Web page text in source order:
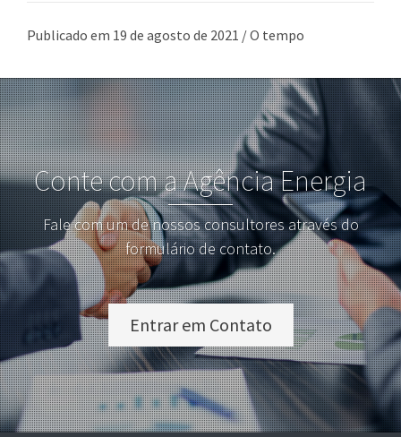
Publicado em 19 de agosto de 2021 / O tempo
Conte com a Agência Energia
Fale com um de nossos consultores através do
formulário de contato.
Entrar em Contato